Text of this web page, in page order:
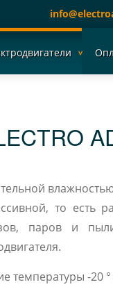
то есть
паров и
температуры -20 °